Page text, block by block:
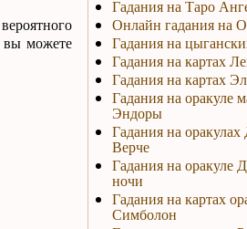
вы можете
Гадания на Таро
Онлайн гадания на
Гадания на
Гадания на картах
Гадания на картах
Гадания на оракуле
Эндоры
Гадания на
Верче
Гадания на оракуле
ночи
Гадания на картах
Симболон